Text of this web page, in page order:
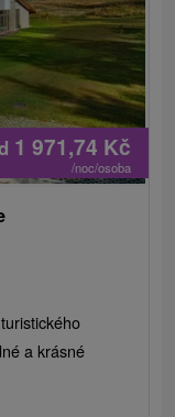
1 971,74 Kč
/noc/osoba
a krásné